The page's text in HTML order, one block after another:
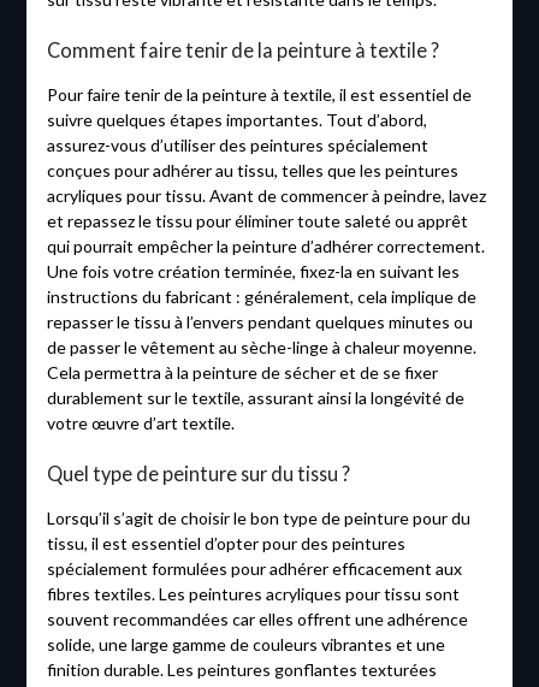
Comment faire tenir de la peinture à textile ?
Pour faire tenir de la peinture à textile, il est essentiel de
suivre quelques étapes importantes. Tout d’abord,
assurez-vous d’utiliser des peintures spécialement
conçues pour adhérer au tissu, telles que les peintures
acryliques pour tissu. Avant de commencer à peindre, lavez
et repassez le tissu pour éliminer toute saleté ou apprêt
qui pourrait empêcher la peinture d’adhérer correctement.
Une fois votre création terminée, fixez-la en suivant les
instructions du fabricant : généralement, cela implique de
repasser le tissu à l’envers pendant quelques minutes ou
de passer le vêtement au sèche-linge à chaleur moyenne.
Cela permettra à la peinture de sécher et de se fixer
durablement sur le textile, assurant ainsi la longévité de
votre œuvre d’art textile.
Quel type de peinture sur du tissu ?
Lorsqu’il s’agit de choisir le bon type de peinture pour du
tissu, il est essentiel d’opter pour des peintures
spécialement formulées pour adhérer efficacement aux
fibres textiles. Les peintures acryliques pour tissu sont
souvent recommandées car elles offrent une adhérence
solide, une large gamme de couleurs vibrantes et une
finition durable. Les peintures gonflantes texturées